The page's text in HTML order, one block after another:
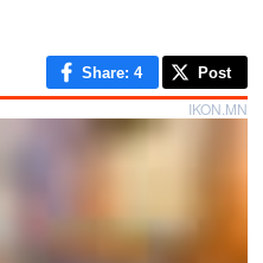
Share: 4 Post
IKON.MN